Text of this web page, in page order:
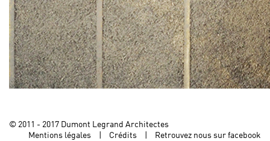
© 2011 - 2017 Dumont Legrand Architectes
Mentions légales
Crédits Retrouvez nous sur facebook